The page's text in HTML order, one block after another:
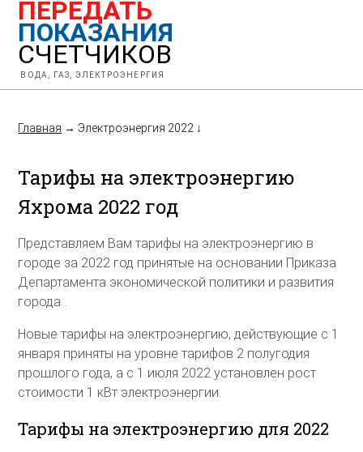
ПЕРЕДАТЬ
ПОКАЗАНИЯ
СЧЕТЧИКОВ
ВОДА, ГАЗ, ЭЛЕКТРОЭНЕРГИЯ
Главная →Электроэнергия 2022 ↓
Тарифы на электроэнергию
Яхрома 2022 год
Представляем Вам тарифы на электроэнергию в
городе за 2022 год принятые на основании Приказа
Департамента экономической политики и развития
города .
Новые тарифы на электроэнергию, действующие с 1
января приняты на уровне тарифов 2 полугодия
прошлого года, а с 1 июля 2022 установлен рост
стоимости 1 кВт электроэнергии.
Тарифы на электроэнергию для 2022